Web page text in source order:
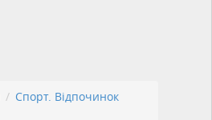
Спорт. Відпочинок